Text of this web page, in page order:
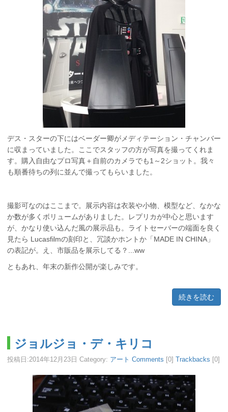
デス・スターの下にはベーダー卿がメディテーション・チャンバー
に収まっていました。ここでスタッフの方が写真を撮ってくれま
す。購入自由なプロ写真＋自前のカメラでも1～2ショット。我々
も順番待ちの列に並んで撮ってもらいました。
撮影可なのはここまで。展示内容は衣装や小物、模型など、なかな
か数が多くボリュームがありました。レプリカが中心と思います
が、かなり使い込んだ風の展示品も。ライトセーバーの端面を良く
見たら Lucasfilmの刻印と、冗談かホントか「MADE IN CHINA」
の表記が。え、市販品を展示してる？...ww
ともあれ、年末の新作公開が楽しみです。
続きを読む
ジョルジョ・デ・キリコ
投稿日:2014年12月23日 Category: アート Comments [0] Trackbacks [0]